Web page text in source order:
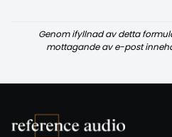
Genom ifyllnad av detta
mottagande av e-post